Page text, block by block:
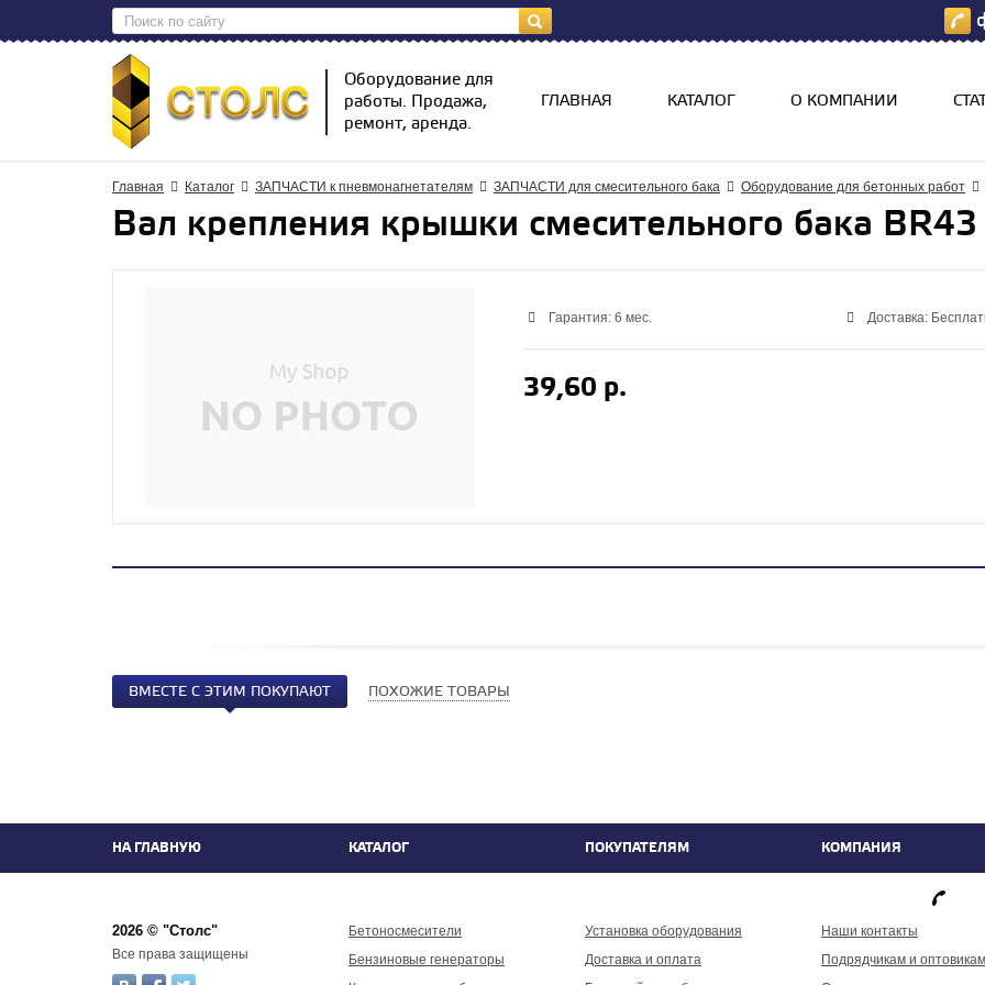
Оборудование для
работы. Продажа,
ремонт, аренда.
ГЛАВНАЯ КАТАЛОГ О КОМПАНИИ
Главная Каталог ЗАПЧАСТИ к пневмонагнетателям ЗАПЧАСТИ для смесительного бака Оборудование для бетонных работ
Вал крепления крышки смесительного бака BR43
Гарантия: 6 мес. Доставка:
39,60 р.
ВМЕСТЕ С ЭТИМ ПОКУПАЮТ ПОХОЖИЕ ТОВАРЫ
НА ГЛАВНУЮ КАТАЛОГ ПОКУПАТЕЛЯМ КОМПАНИЯ
2026 © "Столс"
Все права защищены
Бетоносмесители
Бензиновые генераторы
Установка оборудования
Доставка и оплата
Наши контакты
Подрядчикам и оптовикам